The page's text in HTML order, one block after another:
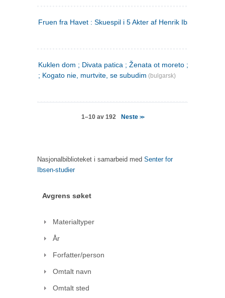
Fruen fra Havet : Skuespil i 5 Akter af Henrik Ibsen
Kuklen dom ; Divata patica ; Ženata ot moreto ; Malkijat
; Kogato nie, murtvite, se subudim (bulgarsk)
1–10 av 192 Neste >>
Nasjonalbiblioteket i samarbeid med Senter for
Ibsen-studier
Avgrens søket
Materialtyper
År
Forfatter/person
Omtalt navn
Omtalt sted